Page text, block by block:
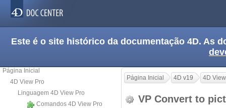
Este é o site histórico da documentação 4D. As
Página Inicial
4D View Pro
Linguagem 4D View Pro
Comandos 4D View Pro
Página Inicial 4D v19 4D
VP Convert to